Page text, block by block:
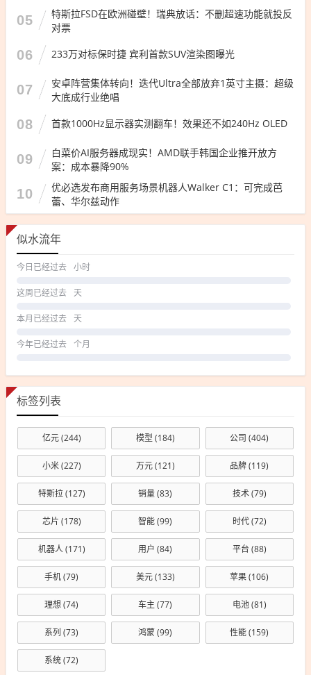
05
特斯拉FSD在欧洲碰壁！瑞典放话：不删超速功能就投反
对票
06 233万对标保时捷 宾利首款SUV渲染图曝光
07
安卓阵营集体转向！迭代Ultra全部放弃1英寸主摄：超级
大底成行业绝唱
08 首款1000Hz显示器实测翻车！效果还不如240Hz OLED
09
白菜价AI服务器成现实！AMD联手韩国企业推开放方
案：成本暴降90%
10
优必选发布商用服务场景机器人Walker C1：可完成芭
蕾、华尔兹动作
似水流年
今日已经过去 小时
这周已经过去 天
本月已经过去 天
今年已经过去 个月
标签列表
亿元(244) 模型 (184) 公司 (404)
小米(227) 万元(121) 品牌(119)
特斯拉(127) 销量(83) 技术(79)
芯片 (178) 智能(99) 时代(72)
机器人(171) 用户 (84) 平台 (88)
手机(79) 美元(133) 苹果(106)
理想(74) 车主 (77) 电池(81)
系列 (73) 鸿蒙(99) 性能(159)
系统(72)